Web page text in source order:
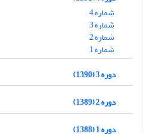
شماره 4
شماره 3
شماره 2
شماره 1
دوره 3 (1390)
دوره 2 (1389)
دوره 1 (1388)